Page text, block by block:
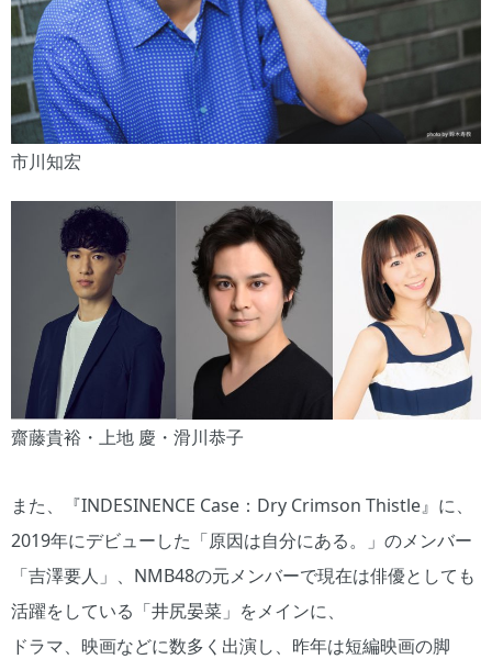
市川知宏
齋藤貴裕・上地 慶・滑川恭子
また、『INDESINENCE Case：Dry Crimson Thistle』に、
2019年にデビューした「原因は自分にある。」のメンバー
「吉澤要人」、NMB48の元メンバーで現在は俳優としても
活躍をしている「井尻晏菜」をメインに、
ドラマ、映画などに数多く出演し、昨年は短編映画の脚